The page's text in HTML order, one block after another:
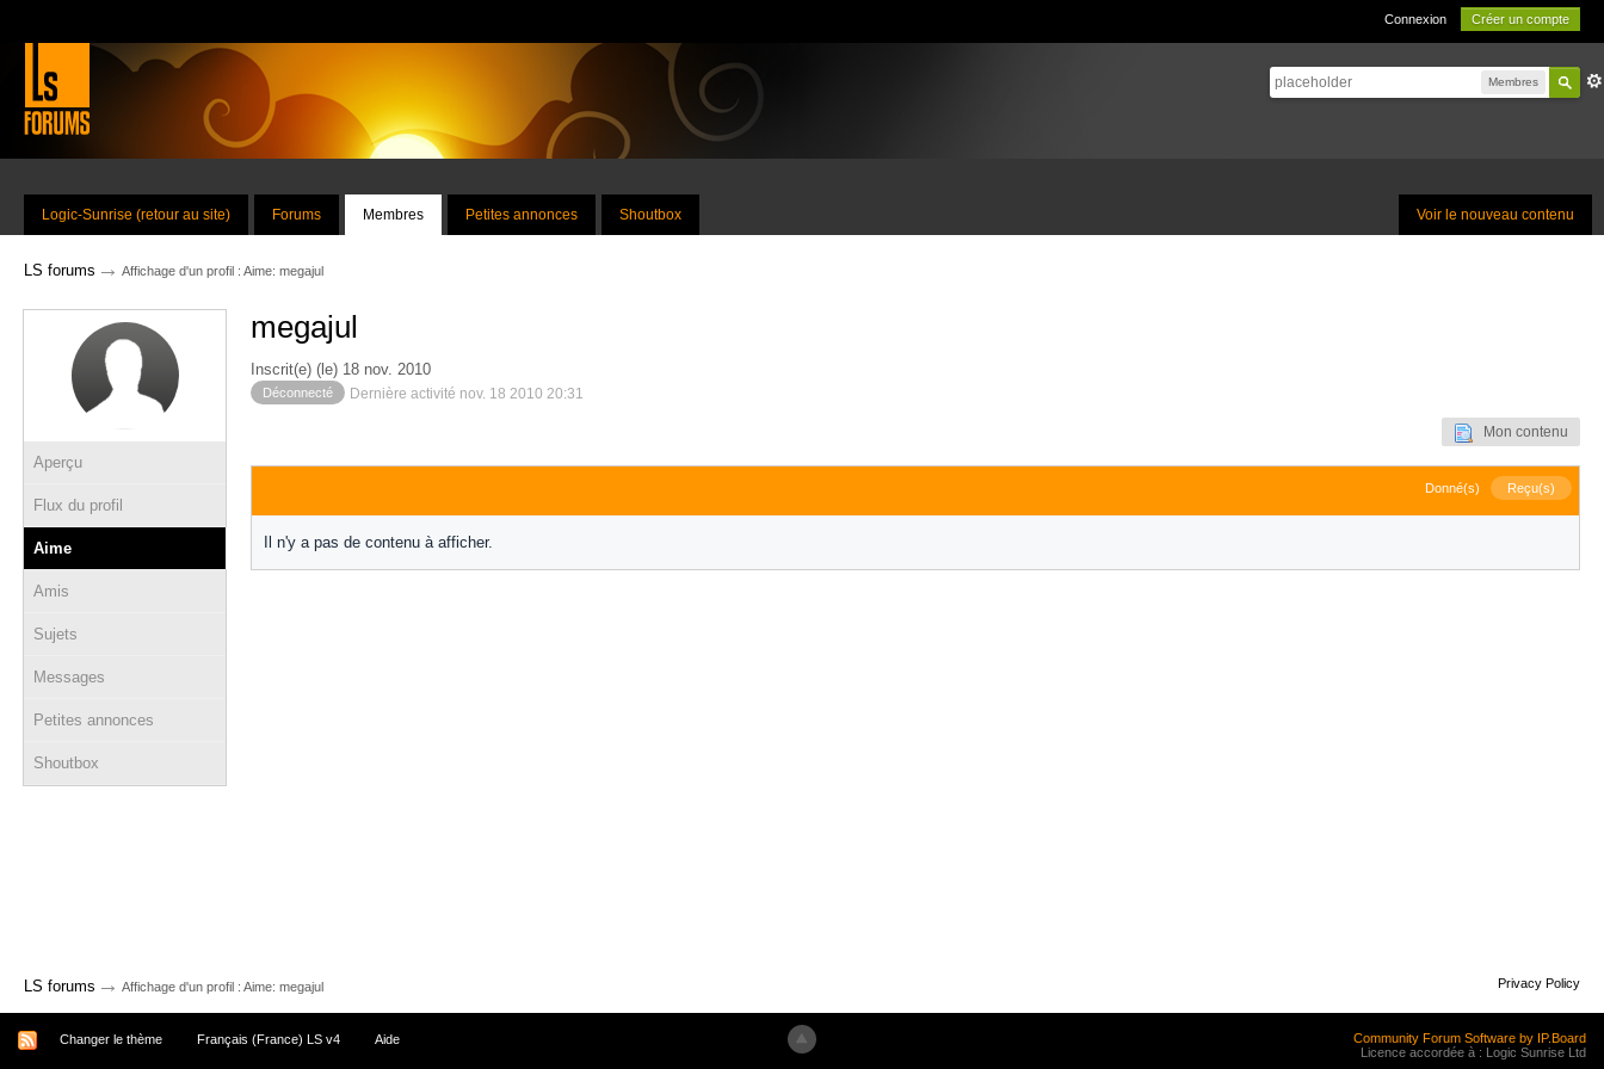
Connexion Créer un compte
Membres
Voir le nouveau contenu
Logic-Sunrise (retour au site) Forums Membres Petites annonces Shoutbox
LS forums → Affichage d'un profil : Aime: megajul
Aperçu
Flux du profil
Aime
Amis
Sujets
Messages
Petites annonces
Shoutbox
megajul
Inscrit(e) (le) 18 nov. 2010
Déconnecté Dernière activité nov. 18 2010 20:31
Mon contenu
Donné(s) Reçu(s)
Il n'y a pas de contenu à afficher.
LS forums → Affichage d'un profil : Aime: megajul Privacy Policy
Changer le thème Français (France) LS v4 Aide
Community Forum Software by IP.Board
Licence accordée à : Logic Sunrise Ltd